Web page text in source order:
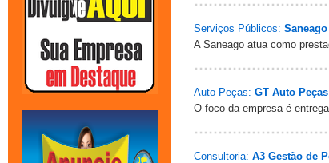
Serviços Públicos: Saneago
A Saneago atua como
Auto Peças: GT Auto Peças
O foco da empresa é
Consultoria: A3 Gestão de